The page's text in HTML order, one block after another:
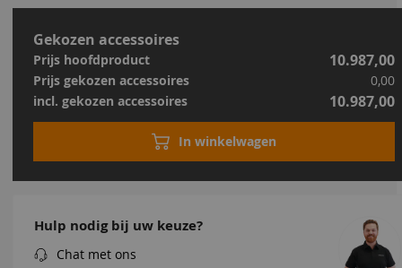
Gekozen accessoires
Prijs hoofdproduct 10.987,00
Prijs gekozen accessoires 0,00
10.987,00
incl. gekozen accessoires
In winkelwagen
Hulp nodig bij uw keuze?
Chat met ons